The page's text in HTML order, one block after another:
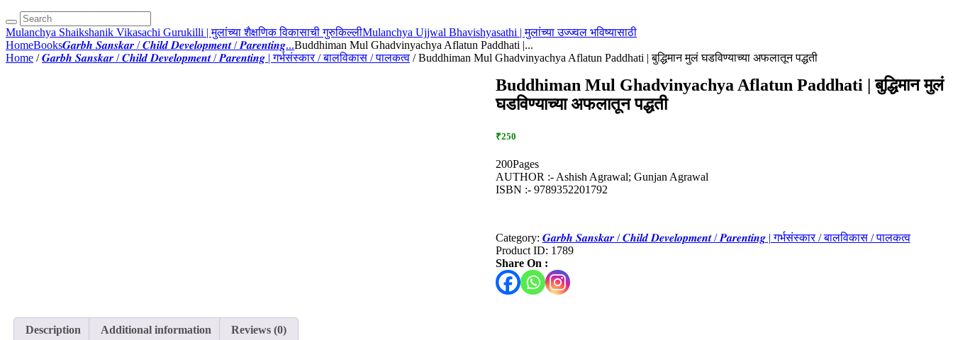
Mulanchya Shaikshanik Vikasachi Gurukilli | मुलांच्या शैक्षणिक विकासाची गुरुकिल्लीMulanchya Ujjwal Bhavishyasathi | मुलांच्या उज्ज्वल भविष्यासाठी
HomeBooks𝑮𝒂𝒓𝒃𝒉 𝑺𝒂𝒏𝒔𝒌𝒂𝒓 / 𝑪𝒉𝒊𝒍𝒅 𝑫𝒆𝒗𝒆𝒍𝒐𝒑𝒎𝒆𝒏𝒕 / 𝑷𝒂𝒓𝒆𝒏𝒕𝒊𝒏𝒈...Buddhiman Mul Ghadvinyachya Aflatun Paddhati |...
Home /𝑮𝒂𝒓𝒃𝒉 𝑺𝒂𝒏𝒔𝒌𝒂𝒓 / 𝑪𝒉𝒊𝒍𝒅 𝑫𝒆𝒗𝒆𝒍𝒐𝒑𝒎𝒆𝒏𝒕 / 𝑷𝒂𝒓𝒆𝒏𝒕𝒊𝒏𝒈 | गर्भसंस्कार / बालविकास / पालकत्व / Buddhiman Mul Ghadvinyachya Aflatun Paddhati | बुद्धिमान मुलं घडविण्याच्या अफलातून पद्धती
Buddhiman Mul Ghadvinyachya Aflatun Paddhati | बुद्धिमान मुलं
घडविण्याच्या अफलातून पद्धती
₹250
200Pages
AUTHOR :- Ashish Agrawal; Gunjan Agrawal
ISBN :- 9789352201792
Category: 𝑮𝒂𝒓𝒃𝒉 𝑺𝒂𝒏𝒔𝒌𝒂𝒓 / 𝑪𝒉𝒊𝒍𝒅 𝑫𝒆𝒗𝒆𝒍𝒐𝒑𝒎𝒆𝒏𝒕 / 𝑷𝒂𝒓𝒆𝒏𝒕𝒊𝒏𝒈 | गर्भसंस्कार / बालविकास / पालकत्व
Product ID: 1789
Share On :
Description Additional information Reviews (0)